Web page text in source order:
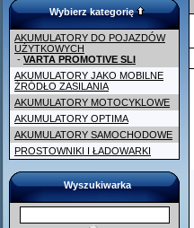
Wybierz kategorię
AKUMULATORY DO POJAZDÓW
UŻYTKOWYCH
- VARTA PROMOTIVE SLI
AKUMULATORY JAKO MOBILNE
ŹRÓDŁO ZASILANIA
AKUMULATORY MOTOCYKLOWE
AKUMULATORY OPTIMA
AKUMULATORY SAMOCHODOWE
PROSTOWNIKI I ŁADOWARKI
Wyszukiwarka